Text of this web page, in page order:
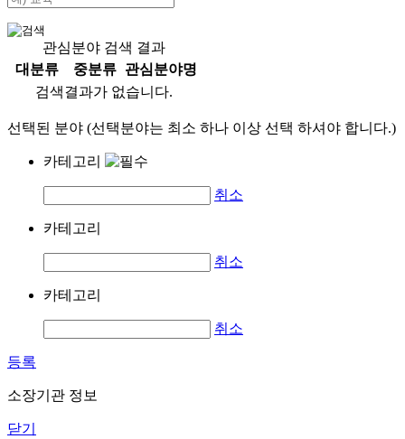
관심분야 검색 결과
대분류
중분류
관심분야명
검색결과가 없습니다.
선택된 분야 (선택분야는 최소 하나 이상 선택 하셔야 합니다.)
카테고리
취소
카테고리
취소
카테고리
취소
등록
소장기관 정보
닫기